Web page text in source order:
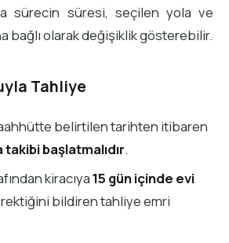
sürecin süresi, seçilen yola ve
bağlı olarak değişiklik gösterebilir.
Tahliye
belirtilen tarihten itibaren
takibi başlatmalıdır.
kiracıya15 gün içinde evi
bildiren tahliye emri